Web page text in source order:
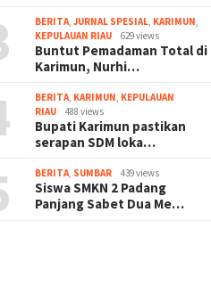
BERITA,JURNAL SPESIAL, KARIMUN,
KEPULAUAN RIAU
629 views
Buntut Pemadaman Total di
Karimun, Nurhi…
BERITA, KARIMUN, KEPULAUAN
RIAU
488 views
Bupati Karimun pastikan
serapan SDM loka…
BERITA, SUMBAR 439 views
Siswa SMKN 2 Padang
Panjang Sabet Dua Me…